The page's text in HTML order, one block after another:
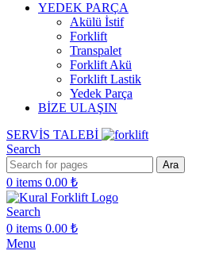
YEDEK PARÇA
Akülü İstif
Forklift
Transpalet
Forklift Akü
Forklift Lastik
Yedek Parça
BİZE ULAŞIN
SERVİS TALEBİ
Search
Ara
0 items 0.00 ₺
Search
0 items 0.00 ₺
Menu